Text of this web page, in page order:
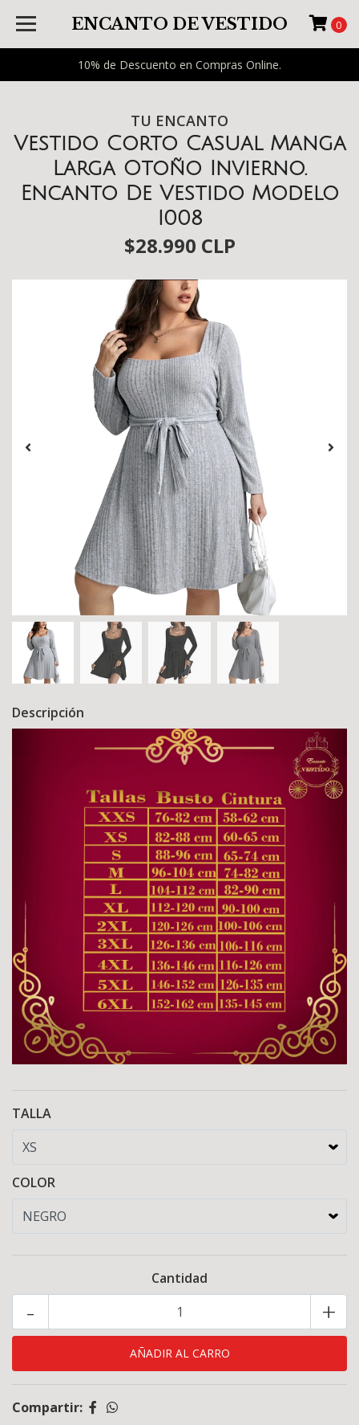
10% de Descuento en Compras Online.
ENCANTO DE VESTIDO 0
TU ENCANTO
Vestido Corto Casual Manga
Larga Otoño Invierno.
Encanto De Vestido Modelo
I008
$28.990 CLP
Descripción
TALLA
COLOR
Cantidad
+
-
Compartir: